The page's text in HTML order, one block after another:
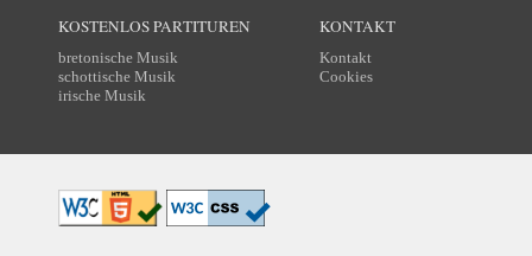
KOSTENLOS PARTITUREN
bretonische Musik
schottische Musik
irische Musik
KONTAKT
Kontakt
Cookies